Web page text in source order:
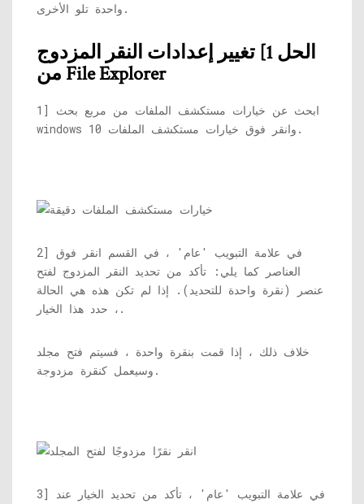
واحدة تلو الأخرى.
الحل 1] تغيير إعدادات النقر المزدوج
من File Explorer
1] ابحث عن خيارات مستكشف الملفات من مربع بحث
windows 10 وانقر فوق خيارات مستكشف الملفات.
2] في علامة التبويب 'عام' ، في القسم انقر فوق
العناصر كما يلي: تأكد من تحديد النقر المزدوج لفتح
عنصر (نقرة واحدة للتحديد). إذا لم تكن هذه هي الحالة
، حدد هذا الخيار.
خلاف ذلك ، إذا قمت بنقرة واحدة ، فسيتم فتح مجلد
وسيعمل كنقرة مزدوجة.
3] في علامة التبويب 'عام' ، تأكد من تحديد الخيار عند